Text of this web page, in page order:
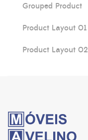
Grouped Product
Product Layout 01
Product Layout 02